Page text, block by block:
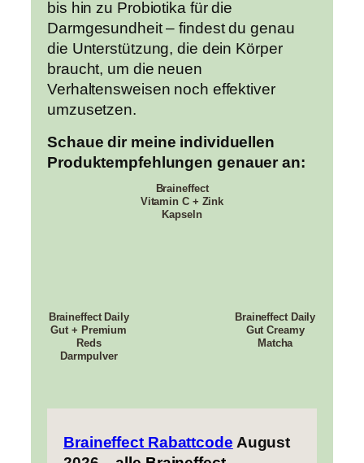
bis hin zu Probiotika für die
Darmgesundheit – findest du genau
die Unterstützung, die dein Körper
braucht, um die neuen
Verhaltensweisen noch effektiver
umzusetzen.
Schaue dir meine individuellen
Produktempfehlungen genauer an:
Braineffect Daily
Gut + Premium
Reds
Darmpulver
Braineffect
Vitamin C + Zink
Kapseln
Braineffect Daily
Gut Creamy
Matcha
Braineffect Rabattcode August